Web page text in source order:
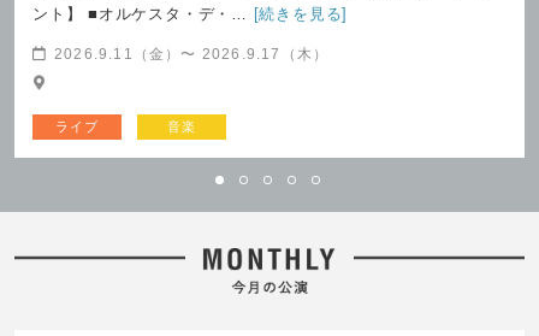
芸劇ブランチコンサート 〜石田泰尚
東京芸術劇場コンサートホール
ント】 ■オルケスタ・デ・…
[続きを見る]
2026.9.11（金）〜 2026.9.17（木）
ライブ 音楽